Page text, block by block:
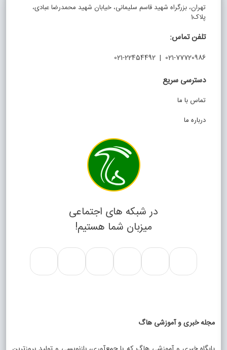
تهران، بزرگراه شهید قاسم سلیمانی، خیابان شهید محمدرضا عبادی،
پلاک1
تلفن تماس:
021-77720986 | 021-22454492
دسترسی سریع
تماس با ما
درباره ما
در شبکه های اجتماعی
میزبان شما هستیم!
مجله خبری و آموزشی هاگ